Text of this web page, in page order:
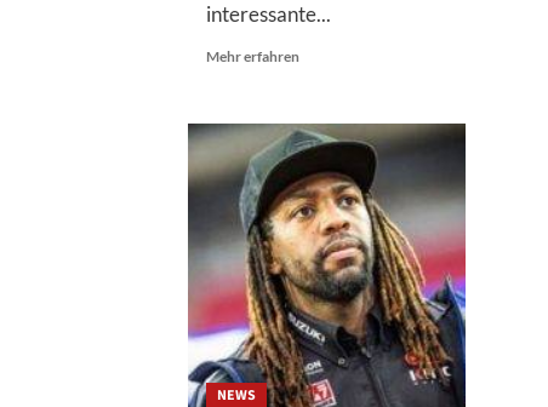
interessante...
Mehr erfahrenMehr
AMA
Supercross
Oakland
Facts
NEWS